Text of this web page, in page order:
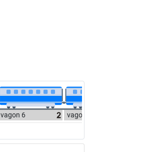
vagon 6 vagon 7